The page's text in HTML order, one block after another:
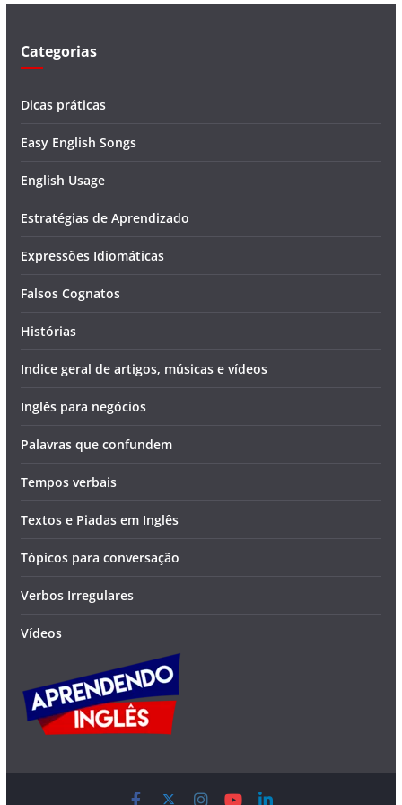
Categorias
Dicas práticas
Easy English Songs
English Usage
Estratégias de Aprendizado
Expressões Idiomáticas
Falsos Cognatos
Histórias
Indice geral de artigos, músicas e vídeos
Inglês para negócios
Palavras que confundem
Tempos verbais
Textos e Piadas em Inglês
Tópicos para conversação
Verbos Irregulares
Vídeos